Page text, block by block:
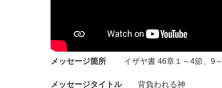
メッセージ箇所 イザヤ書 46章１～4節、9
メッセージタイトル背負われる神